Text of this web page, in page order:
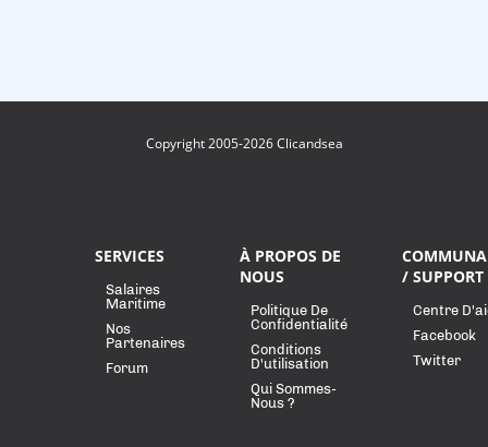
Copyright 2005-2026 Clicandsea
SERVICES
Salaires
Maritime
Nos
Partenaires
Forum
À PROPOS DE
NOUS
Politique De
Confidentialité
Conditions
D'utilisation
Qui Sommes-
Nous ?
/ SUPPORT
Centre
Facebook
Twitter